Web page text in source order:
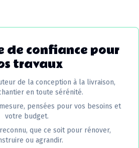
de confiance pour
travaux
de la conception à la livraison,
en toute sérénité.
pensées pour vos besoins et
votre budget.
que ce soit pour rénover,
ou agrandir.